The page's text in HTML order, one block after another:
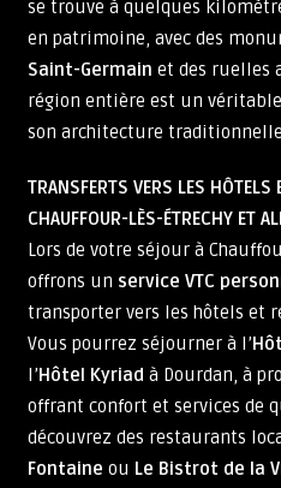
se trouve à quelques
en patrimoine, avec des
Saint-Germain et des ruelles
région entière est un
son architecture traditionnelle
TRANSFERTS VERS LES HÔTELS
CHAUFFOUR-LÈS-ÉTRECHY ET
Lors de votre séjour à
offrons un service VTC
transporter vers les hôtels et
Vous pourrez séjourner à l’
l’Hôtel Kyriad à Dourdan, à
offrant confort et services de
découvrez des restaurants
Fontaine ou Le Bistrot de la